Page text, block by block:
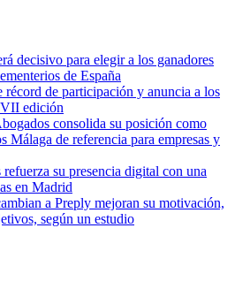
decisivo para elegir a los ganadores
de España
récord de participación y anuncia a los
VII edición
consolida su posición como
Málaga de referencia para empresas y
su presencia digital con una
en Madrid
a Preply mejoran su motivación,
según un estudio